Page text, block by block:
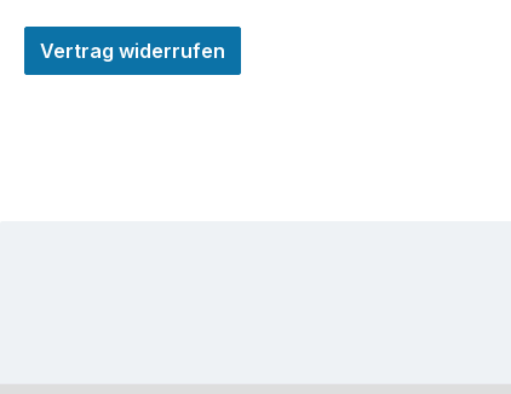
Vertrag widerrufen